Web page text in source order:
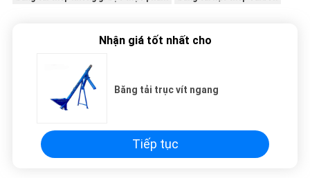
Nhận giá tốt nhất cho
Băng tải trục vít ngang
Tiếp tục